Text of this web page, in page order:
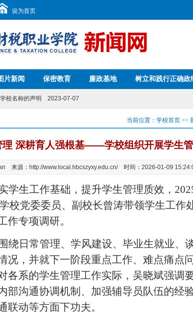
设为首页
片新闻 保密教育 廉政基地 树立和践行正确政
明节放假的通知 2026-03-23
学校‘十五五’建言献策”意见征集活动的通知2025-11-18
访渠道的公告2025-09-08
院2024-2029年校历表2025-06-17
业院校技能大赛教师教学能力比赛湖北财税职业学院参赛队信息公...
校名称的声明
2023-07-07
放假安排的通知2021-07-05
明节放假的通知
2026-03-23
校‘十五五’建言献策”意见征集活动的通知2025-11-18
访渠道的公告2025-09-08
业院校技能大赛教师教学能力比赛湖北财税职业学院参赛队信息公...
节放假的通知2022-05-23
院实习监督咨询电话
假放假安排的通知
2021-07-05
当前位置： 学校首页 >>
理 深耕育人强根基——学校组织开展学生
来源：http://www.local.hbcszyxy.edu.cn/ 时间：2026-01-09
学生工作基础，提升学生管理质效，
校党委委员、副校长曾涛带领学生工作
作专项调研。
绕日常管理、学风建设、毕业生就业、
况，并就下一阶段重点工作、难点痛点
各系的学生管理工作实际，吴晓斌强调
部沟通协调机制、加强辅导员队伍的经
联动等方面下功夫。